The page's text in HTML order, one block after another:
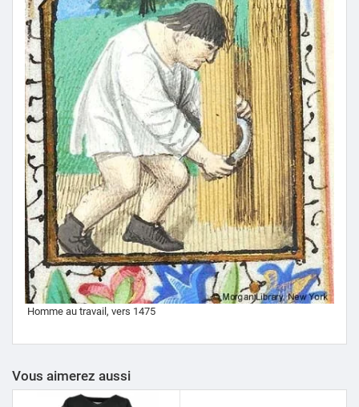
Homme au travail, vers 1475
Vous aimerez aussi